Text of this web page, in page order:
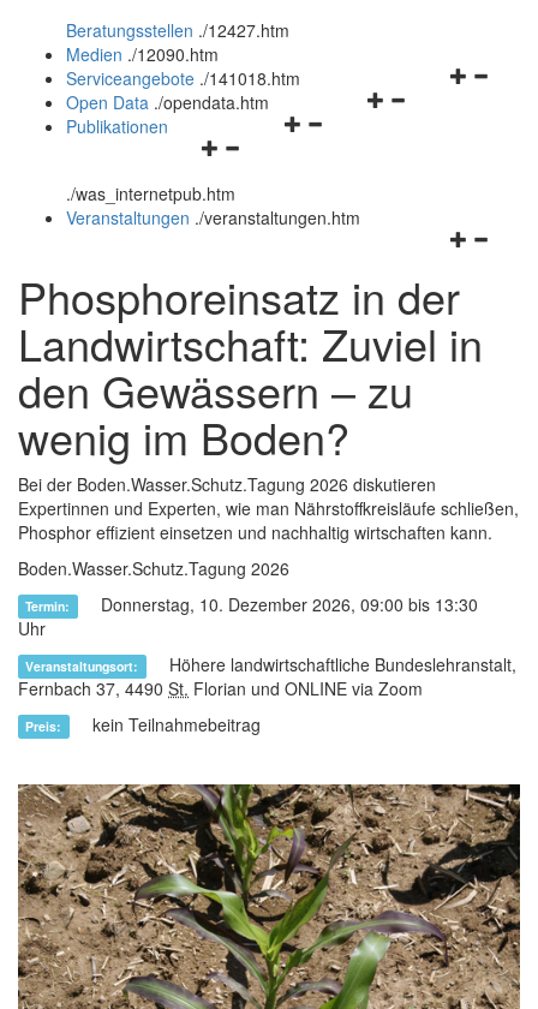
und
schließen
Beratungsstellen ./12427.htm
Medien ./12090.htm
Navigationsmenü
Serviceangebote ./141018.htm
Navigationsmenü
Open Data ./opendata.htm
Navigationsmenü
und
schließen
Publikationen
./was_internetpub.htm
und
schließen
Veranstaltungen ./veranstaltungen.htm
Phosphoreinsatz in der
Landwirtschaft: Zuviel in
den Gewässern – zu
wenig im Boden?
Bei der Boden.Wasser.Schutz.Tagung 2026 diskutieren
Expertinnen und Experten, wie man Nährstoffkreisläufe schließen,
Phosphor effizient einsetzen und nachhaltig wirtschaften kann.
Boden.Wasser.Schutz.Tagung 2026
Termin:
Donnerstag, 10. Dezember 2026, 09:00 bis 13:30
Uhr
Veranstaltungsort:
Höhere landwirtschaftliche Bundeslehranstalt,
Fernbach 37, 4490 St. Florian und ONLINE via Zoom
Preis: kein Teilnahmebeitrag